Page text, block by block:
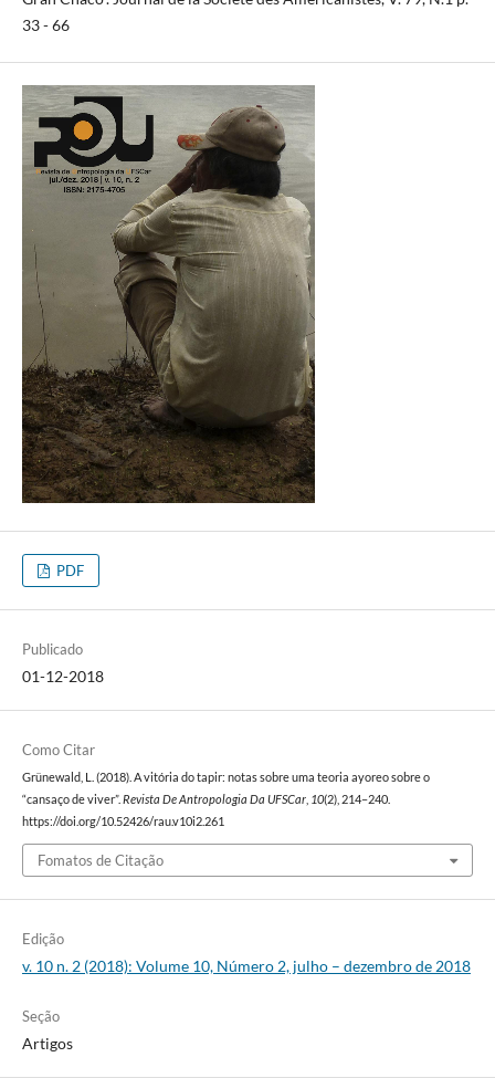
33 - 66
PDF
Publicado
01-12-2018
Como Citar
Grünewald, L. (2018). A vitória do tapir: notas sobre uma teoria ayoreo sobre o
“cansaço de viver”. Revista De Antropologia Da UFSCar, 10(2), 214–240.
https://doi.org/10.52426/rau.v10i2.261
Fomatos de Citação
Edição
v. 10 n. 2 (2018): Volume 10, Número 2, julho – dezembro de 2018
Seção
Artigos